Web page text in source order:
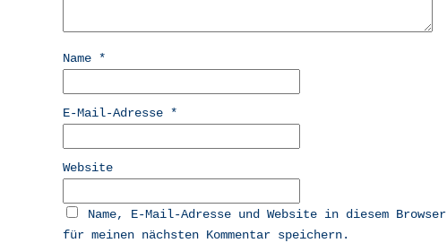
Name *
E-Mail-Adresse *
Website
Name, E-Mail-Adresse und Website in diesem Browser
für meinen nächsten Kommentar speichern.